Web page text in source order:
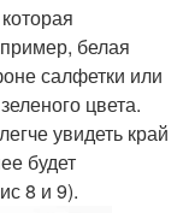
белая
салфетки или
цвета.
увидеть край
будет
8 и 9).